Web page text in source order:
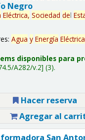
Negro
Eléctrica, Sociedad del
Agua y Energía
disponibles para
A282/v.2 (3).
Hacer reserva
Agregar al
San